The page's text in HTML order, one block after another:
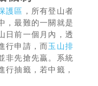
護區 ，所有登山者
，最難的一關就是
日前一個月內，透
行申請，而玉山排
非先搶先贏。系統
行抽籤，若中籤，